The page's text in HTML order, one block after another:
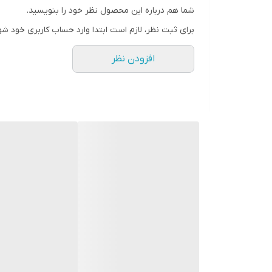
شما هم درباره این محصول نظر خود را بنویسید.
برای ثبت نظر، لازم است ابتدا وارد حساب کاربری خود
افزودن نظر